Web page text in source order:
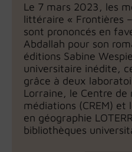
Le 7 mars 2023, les
littéraire « Frontières
sont prononcés en
Abdallah pour son
éditions Sabine
universitaire inédite,
grâce à deux
Lorraine, le Centre de
médiations (CREM) et
en géographie
bibliothèques